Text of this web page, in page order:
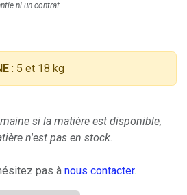
ni un contrat.
: 5 et 18 kg
si la matière est disponible,
n'est pas en stock.
pas à nous contacter.